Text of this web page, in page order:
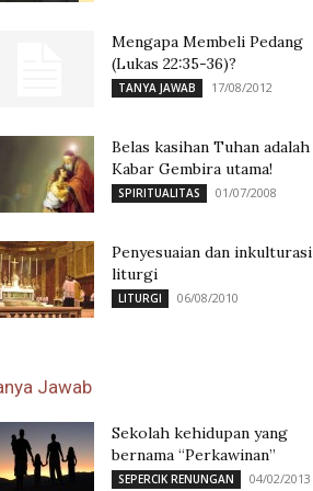
Mengapa Membeli Pedang
(Lukas 22:35-36)?
TANYA JAWAB 17/08/2012
Belas kasihan Tuhan adalah
Kabar Gembira utama!
SPIRITUALITAS 01/07/2008
Penyesuaian dan inkulturasi
liturgi
LITURGI 06/08/2010
Jawab
Sekolah kehidupan yang
bernama “Perkawinan”
SEPERCIK RENUNGAN 04/02/2013